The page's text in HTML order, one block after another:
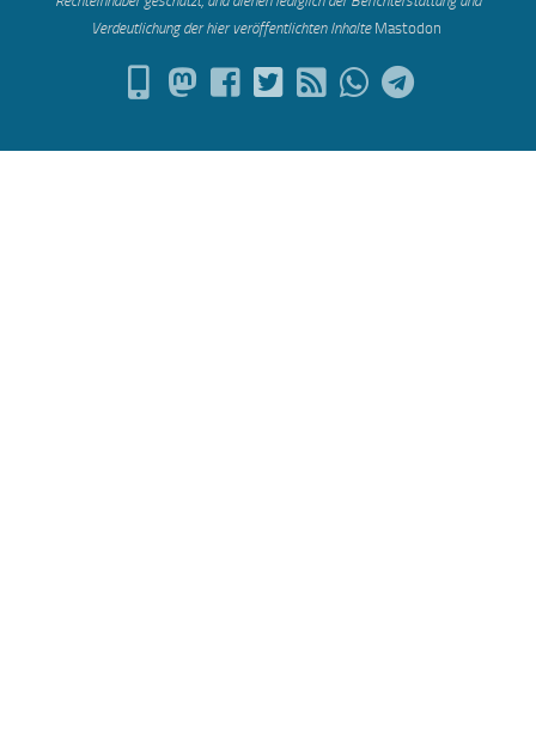
Verdeutlichung der hier veröffentlichten Inhalte Mastodon